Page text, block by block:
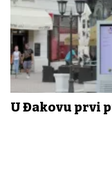
U Đakovu prvi